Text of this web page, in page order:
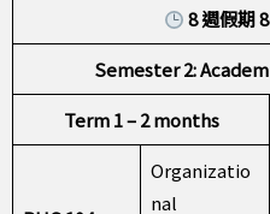
8 週假期
Semester 2:
Term 1 – 2 months
Organizatio
nal